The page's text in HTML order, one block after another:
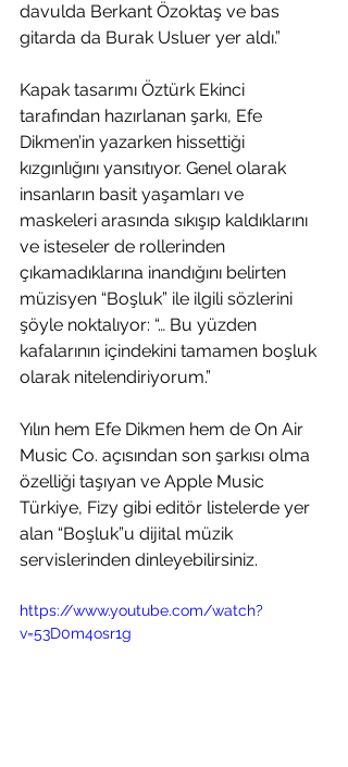
davulda Berkant Özoktaş ve bas
gitarda da Burak Usluer yer aldı.”
Kapak tasarımı Öztürk Ekinci
tarafından hazırlanan şarkı, Efe
Dikmen’in yazarken hissettiği
kızgınlığını yansıtıyor. Genel olarak
insanların basit yaşamları ve
maskeleri arasında sıkışıp kaldıklarını
ve isteseler de rollerinden
çıkamadıklarına inandığını belirten
müzisyen “Boşluk” ile ilgili sözlerini
şöyle noktalıyor: “… Bu yüzden
kafalarının içindekini tamamen boşluk
olarak nitelendiriyorum.”
Yılın hem Efe Dikmen hem de On Air
Music Co. açısından son şarkısı olma
özelliği taşıyan ve Apple Music
Türkiye, Fizy gibi editör listelerde yer
alan “Boşluk”u dijital müzik
servislerinden dinleyebilirsiniz.
https://www.youtube.com/watch?
v=53D0m4osr1g